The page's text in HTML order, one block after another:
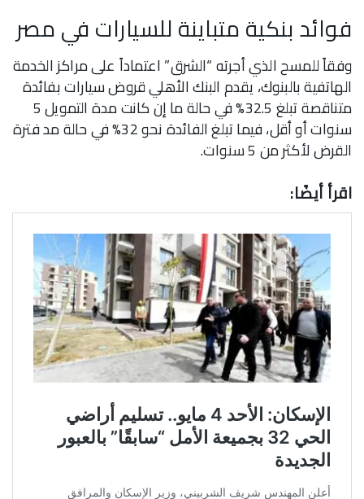
فوائد بنكية متباينة للسيارات في مصر
وفقاً للمسح الذي أجرته “الشرق” اعتماداً على مراكز الخدمة
الهاتفية بالبنوك، يقدم البنك الأهلي قروض سيارات بفائدة
متناقصة تبلغ 32.5% في حالة ما إن كانت مدة التمويل 5
سنوات أو أقل، فيما تبلغ الفائدة نحو 32% في حالة مد فترة
القرض لأكثر من 5 سنوات.
اقرأ أيضًا: